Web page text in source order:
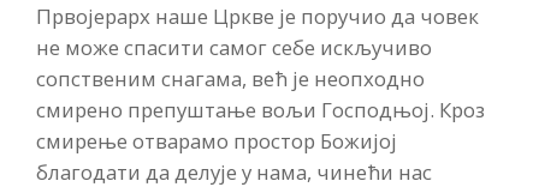
Првојерарх наше Цркве је поручио да човек
не може спасити самог себе искључиво
сопственим снагама, већ је неопходно
смирено препуштање вољи Господњој. Кроз
смирење отварамо простор Божијој
благодати да делује у нама, чинећи нас